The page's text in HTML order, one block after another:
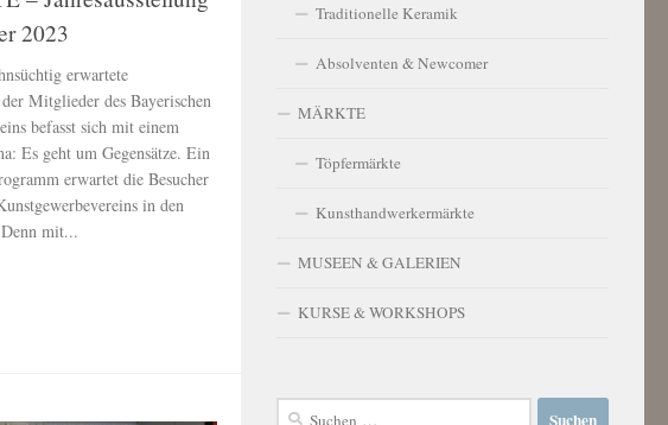
2023
erwartete
der Mitglieder des Bayerischen
befasst sich mit einem
Es geht um Gegensätze. Ein
erwartet die Besucher
in den
mit...
Traditionelle Keramik
Absolventen & Newcomer
MÄRKTE
Töpfermärkte
Kunsthandwerkermärkte
MUSEEN & GALERIEN
KURSE & WORKSHOPS
Suchen